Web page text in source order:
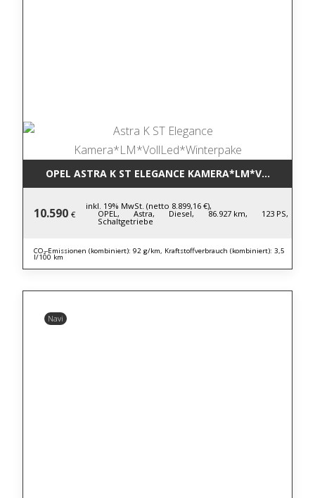
OPEL ASTRA K ST ELEGANCE
10.590 €
inkl. 19% MwSt. (netto 8.899,16 €),
OPEL, Astra, Diesel, 86.927 km, 123 PS,
Schaltgetriebe
CO₂-Emissionen (kombiniert): 92 g/km, Kraftstoffverbrauch (kombiniert): 3,5
l/100 km
Navi